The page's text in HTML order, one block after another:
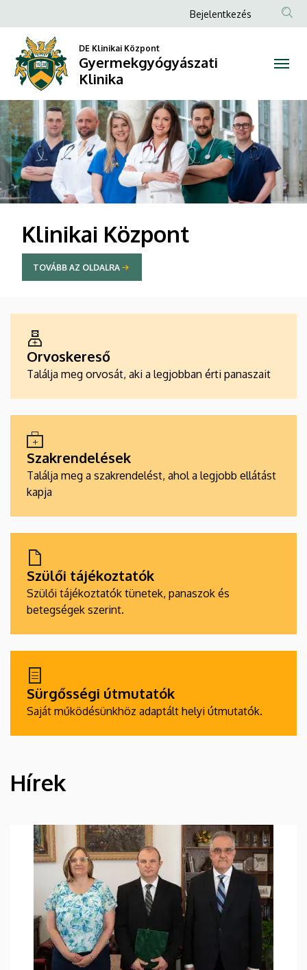
Gyermekgyógyászati
Klinika
Anonim
fiók
menüje
Bejelentkezés
DE Klinikai Központ
Gyermekgyógyászati
Klinika
DIAVETÍTÉS
Klinikai Központ
TOVÁBB AZ OLDALRA
Orvoskereső
Találja meg orvosát, aki a legjobban érti panaszait
Szakrendelések
Találja meg a szakrendelést, ahol a legjobb ellátást
kapja
Szülői tájékoztatók
Szülői tájékoztatók tünetek, panaszok és
betegségek szerint.
Sürgősségi útmutatók
Saját működésünkhöz adaptált helyi útmutatók.
HÍREK
Hírek